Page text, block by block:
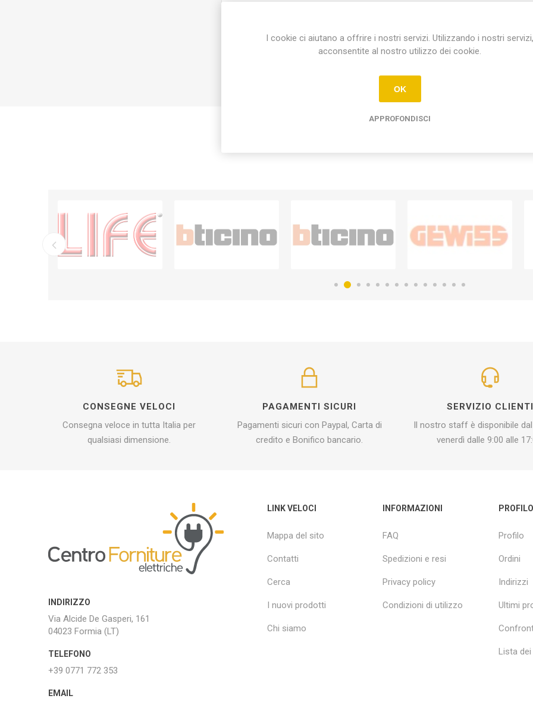
INVIA
CONSEGNE VELOCI
Consegna veloce in tutta Italia per
qualsiasi dimensione.
PAGAMENTI SICURI
Pagamenti sicuri con Paypal, Carta di
credito e Bonifico bancario.
SERVIZIO CLIENTI
Il nostro staff è disponibile
venerdì dalle 9:00 alle
INDIRIZZO
Via Alcide De Gasperi, 161
04023 Formia (LT)
TELEFONO
+39 0771 772 353
EMAIL
LINK VELOCI
Mappa del sito
Contatti
Cerca
I nuovi prodotti
Chi siamo
INFORMAZIONI
FAQ
Spedizioni e resi
Privacy policy
Condizioni di utilizzo
PROFILO
Profilo
Ordini
Indirizzi
Ultimi
Lista
I cookie ci aiutano a offrire i nostri servizi. Utilizzando i nostri servizi,
acconsentite al nostro utilizzo dei cookie.
OK
APPROFONDISCI